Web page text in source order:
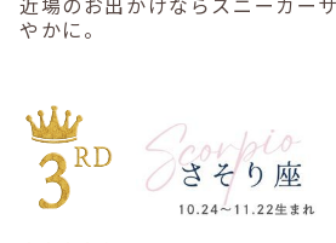
やかに。